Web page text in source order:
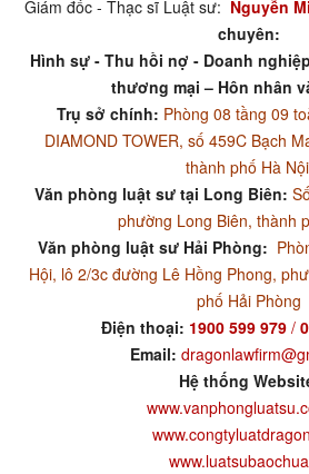
Giám đốc - Thạc sĩ Luật sư: Nguyễn
chuyên:
Hình sự - Thu hồi nợ - Doanh
thương mại – Hôn nhân
Trụ sở chính: Phòng 08 tầng 09
DIAMOND TOWER, số 459C Bạch
thành phố Hà
Văn phòng luật sư tại Long Biên:
phường Long Biên, thành
Văn phòng luật sư Hải Phòng:
Hội, lô 2/3c đường Lê Hồng Phong,
phố Hải Phòng
Điện thoại: 1900 599 979/
Email:
Hệ thống